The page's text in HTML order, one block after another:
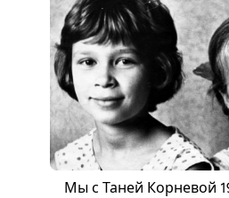
Мы с Таней Корневой